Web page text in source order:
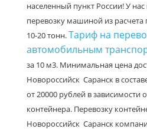
населенный пункт России! У
перевозку машиной из расчета
10-20 тонн.Тариф на
автомобильным
за 10 м3. Минимальная цена
Новороссийск Саранск в
от 20000 рублей в зависимости
контейнера. Перевозку
Новороссийск Саранск